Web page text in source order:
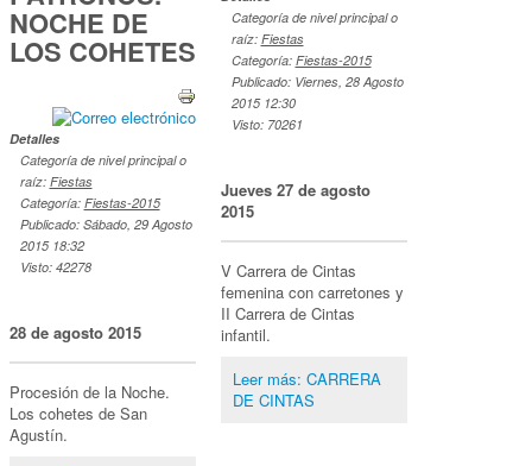
NOCHE DE
LOS COHETES
Detalles
Categoría de nivel principal o
raíz: Fiestas
Categoría: Fiestas-2015
Publicado: Sábado, 29 Agosto
2015 18:32
Visto: 42278
28 de agosto 2015
Procesión de la Noche.
Los cohetes de San
Agustín.
Categoría de nivel principal o
raíz: Fiestas
Categoría: Fiestas-2015
Publicado: Viernes, 28 Agosto
2015 12:30
Visto: 70261
Jueves 27 de agosto
2015
V Carrera de Cintas
femenina con carretones y
II Carrera de Cintas
infantil.
Leer más: CARRERA
DE CINTAS